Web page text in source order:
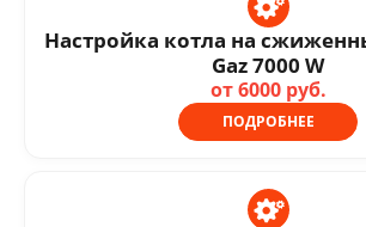
Настройка котла на
Gaz 7000 W
от 6000 руб.
ПОДРОБНЕЕ